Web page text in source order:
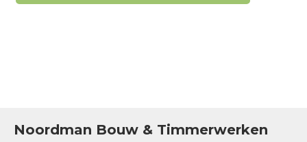
Noordman Bouw & Timmerwerken